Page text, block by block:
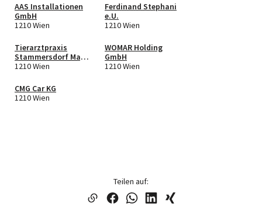
AAS Installationen
GmbH
1210 Wien
Ferdinand Stephani
e.U.
1210 Wien
Tierarztpraxis
Stammersdorf Mag.
Oberbacher und
1210 Wien
WOMAR Holding
GmbH
1210 Wien
CMG Car KG
1210 Wien
Teilen auf: